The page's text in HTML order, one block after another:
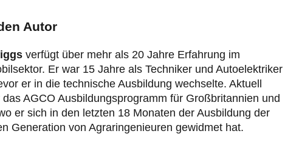
Autor
verfügt über mehr als 20 Jahre Erfahrung im
Er war 15 Jahre als Techniker und Autoelektriker
er in die technische Ausbildung wechselte. Aktuell
das AGCO Ausbildungsprogramm für Großbritannien und
er sich in den letzten 18 Monaten der Ausbildung der
Generation von Agraringenieuren gewidmet hat.